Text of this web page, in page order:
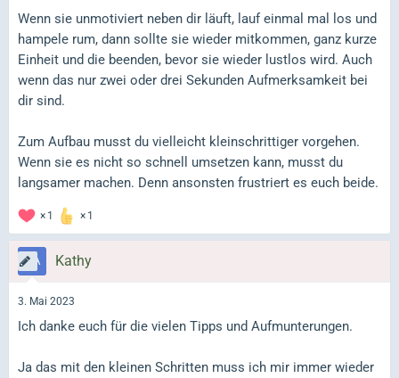
Wenn sie unmotiviert neben dir läuft, lauf einmal mal los und
hampele rum, dann sollte sie wieder mitkommen, ganz kurze
Einheit und die beenden, bevor sie wieder lustlos wird. Auch
wenn das nur zwei oder drei Sekunden Aufmerksamkeit bei
dir sind.
Zum Aufbau musst du vielleicht kleinschrittiger vorgehen.
Wenn sie es nicht so schnell umsetzen kann, musst du
langsamer machen. Denn ansonsten frustriert es euch beide.
1 1
Kathy
3. Mai 2023
Ich danke euch für die vielen Tipps und Aufmunterungen.
Ja das mit den kleinen Schritten muss ich mir immer wieder